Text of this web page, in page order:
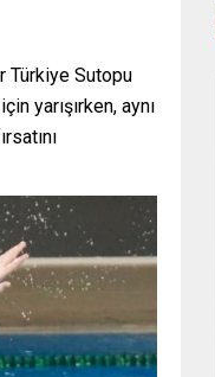
Türkiye Sutopu
yarışırken, aynı